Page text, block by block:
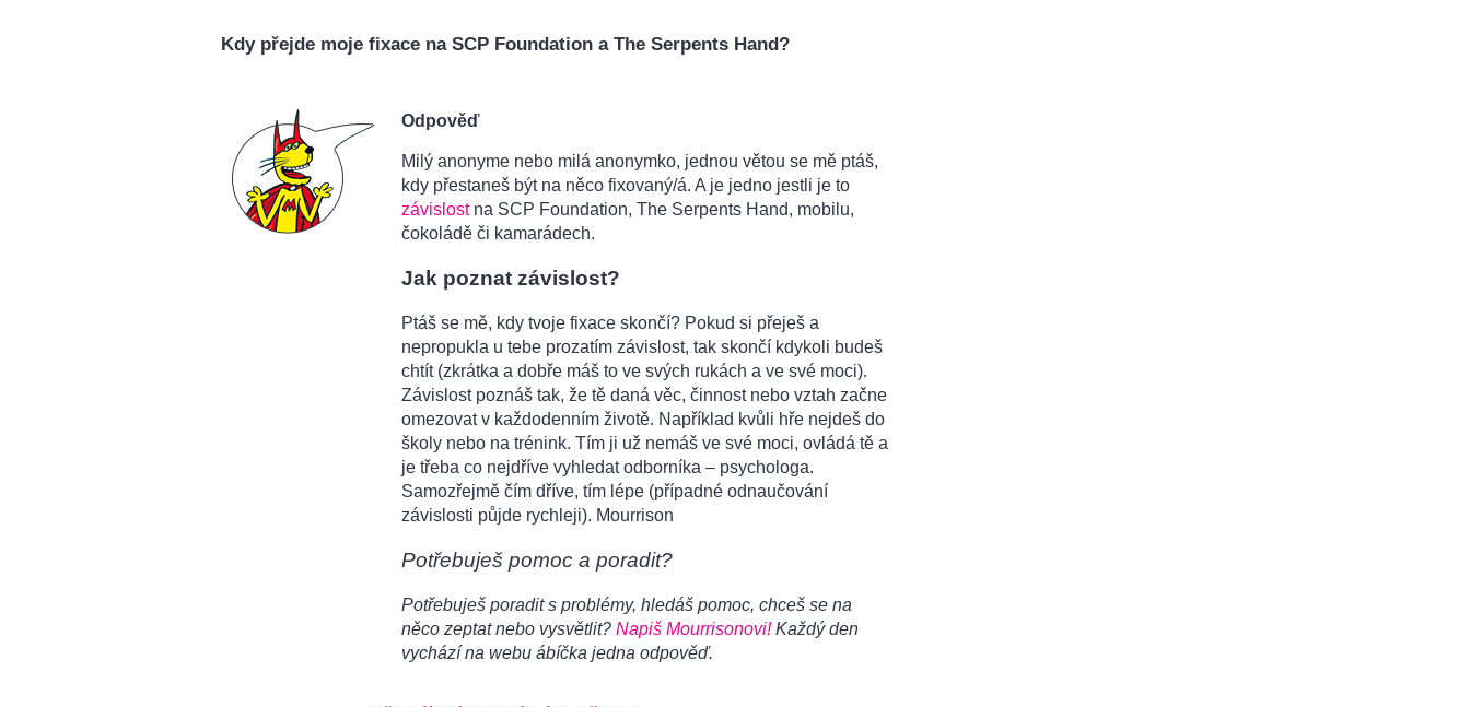
Kdy přejde moje fixace na SCP Foundation a The Serpents Hand?
Odpověď
Milý anonyme nebo milá anonymko, jednou větou se mě ptáš,
kdy přestaneš být na něco fixovaný/á. A je jedno jestli je to
závislostna SCP Foundation, The Serpents Hand, mobilu,
čokoládě či kamarádech.
Jak poznat závislost?
Ptáš se mě, kdy tvoje fixace skončí? Pokud si přeješ a
nepropukla u tebe prozatím závislost, tak skončí kdykoli budeš
chtít (zkrátka a dobře máš to ve svých rukách a ve své moci).
Závislost poznáš tak, že tě daná věc, činnost nebo vztah začne
omezovat v každodenním životě. Například kvůli hře nejdeš do
školy nebo na trénink. Tím ji už nemáš ve své moci, ovládá tě a
je třeba co nejdříve vyhledat odborníka – psychologa.
Samozřejmě čím dříve, tím lépe (případné odnaučování
závislosti půjde rychleji). Mourrison
Potřebuješ pomoc a poradit?
Potřebuješ poradit s problémy, hledáš pomoc, chceš se na
něco zeptat nebo vysvětlit? Napiš Mourrisonovi!Každý den
vychází na webu ábíčka jedna odpověď.